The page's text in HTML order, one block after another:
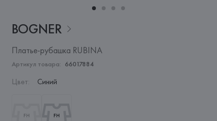
BOGNER
Платье-рубашка RUBINA
Артикул товара: 66017884
Цвет: Синий